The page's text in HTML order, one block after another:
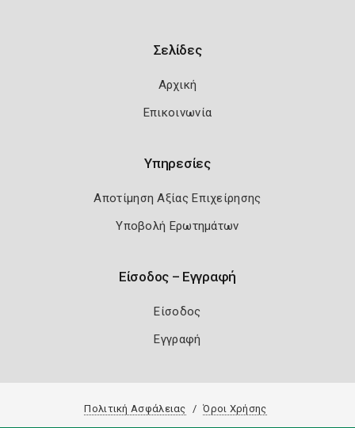
Σελίδες
Αρχική
Επικοινωνία
Υπηρεσίες
Αποτίμηση Αξίας Επιχείρησης
Υποβολή Ερωτημάτων
Είσοδος – Εγγραφή
Είσοδος
Εγγραφή
Πολιτική Ασφάλειας Όροι Χρήσης